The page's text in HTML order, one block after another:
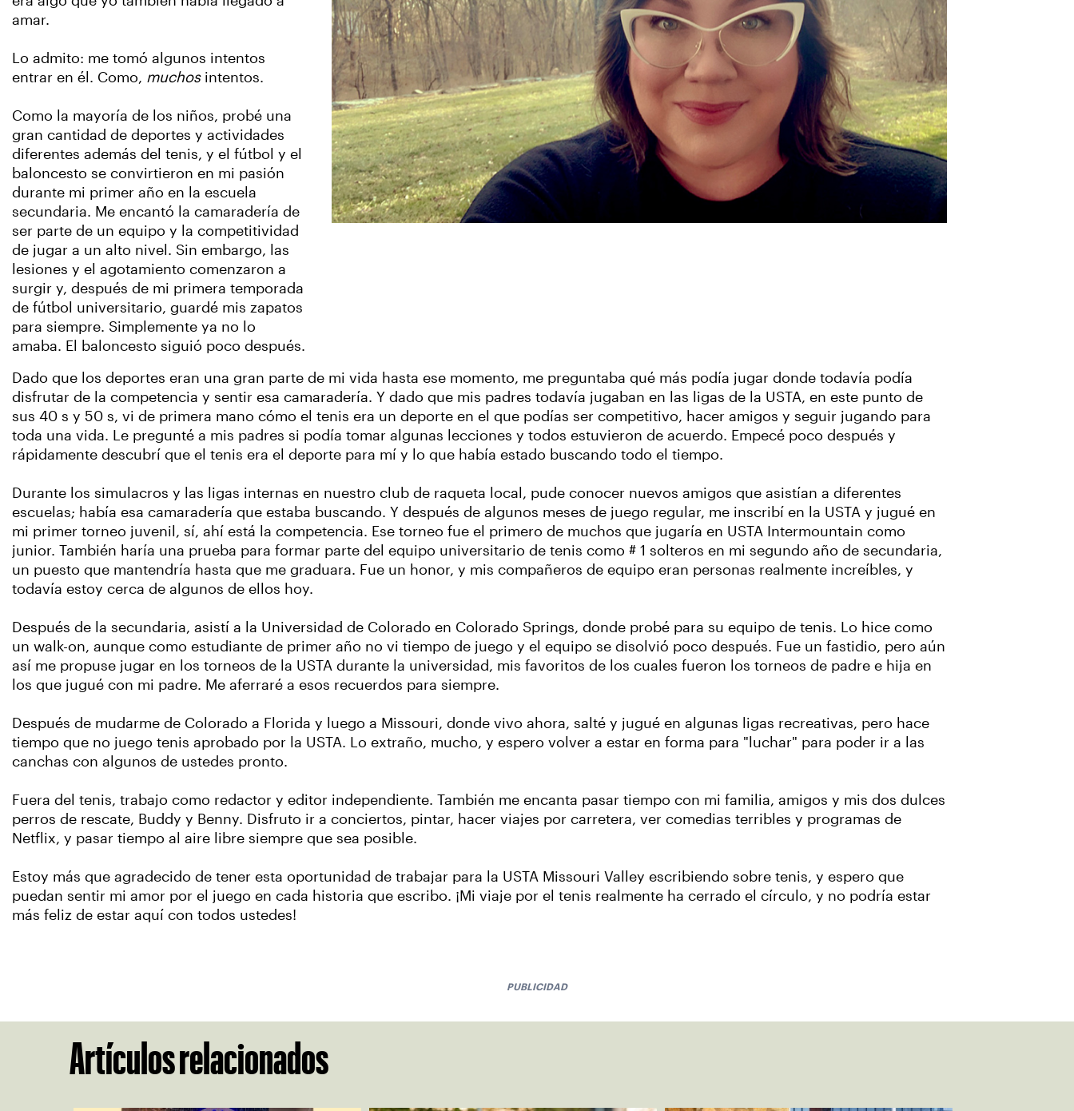
amar.
Lo admito: me tomó algunos intentos
entrar en él. Como, muchosintentos.
Como la mayoría de los niños, probé una
gran cantidad de deportes y actividades
diferentes además del tenis, y el fútbol y el
baloncesto se convirtieron en mi pasión
durante mi primer año en la escuela
secundaria. Me encantó la camaradería de
ser parte de un equipo y la competitividad
de jugar a un alto nivel. Sin embargo, las
lesiones y el agotamiento comenzaron a
surgir y, después de mi primera temporada
de fútbol universitario, guardé mis zapatos
para siempre. Simplemente ya no lo
amaba. El baloncesto siguió poco después.
Dado que los deportes eran una gran parte de mi vida hasta ese momento, me preguntaba qué más podía jugar donde todavía podía
disfrutar de la competencia y sentir esa camaradería. Y dado que mis padres todavía jugaban en las ligas de la USTA, en este punto de
sus 40 s y 50 s, vi de primera mano cómo el tenis era un deporte en el que podías ser competitivo, hacer amigos y seguir jugando para
toda una vida. Le pregunté a mis padres si podía tomar algunas lecciones y todos estuvieron de acuerdo. Empecé poco después y
rápidamente descubrí que el tenis era el deporte para mí y lo que había estado buscando todo el tiempo.
Durante los simulacros y las ligas internas en nuestro club de raqueta local, pude conocer nuevos amigos que asistían a diferentes
escuelas; había esa camaradería que estaba buscando. Y después de algunos meses de juego regular, me inscribí en la USTA y jugué en
mi primer torneo juvenil, sí, ahí está la competencia. Ese torneo fue el primero de muchos que jugaría en USTA Intermountain como
junior. También haría una prueba para formar parte del equipo universitario de tenis como # 1 solteros en mi segundo año de secundaria,
un puesto que mantendría hasta que me graduara. Fue un honor, y mis compañeros de equipo eran personas realmente increíbles, y
todavía estoy cerca de algunos de ellos hoy.
Después de la secundaria, asistí a la Universidad de Colorado en Colorado Springs, donde probé para su equipo de tenis. Lo hice como
un walk-on, aunque como estudiante de primer año no vi tiempo de juego y el equipo se disolvió poco después. Fue un fastidio, pero aún
así me propuse jugar en los torneos de la USTA durante la universidad, mis favoritos de los cuales fueron los torneos de padre e hija en
los que jugué con mi padre. Me aferraré a esos recuerdos para siempre.
Después de mudarme de Colorado a Florida y luego a Missouri, donde vivo ahora, salté y jugué en algunas ligas recreativas, pero hace
tiempo que no juego tenis aprobado por la USTA. Lo extraño, mucho, y espero volver a estar en forma para "luchar" para poder ir a las
canchas con algunos de ustedes pronto.
Fuera del tenis, trabajo como redactor y editor independiente. También me encanta pasar tiempo con mi familia, amigos y mis dos dulces
perros de rescate, Buddy y Benny. Disfruto ir a conciertos, pintar, hacer viajes por carretera, ver comedias terribles y programas de
Netflix, y pasar tiempo al aire libre siempre que sea posible.
Estoy más que agradecido de tener esta oportunidad de trabajar para la USTA Missouri Valley escribiendo sobre tenis, y espero que
puedan sentir mi amor por el juego en cada historia que escribo. ¡Mi viaje por el tenis realmente ha cerrado el círculo, y no podría estar
más feliz de estar aquí con todos ustedes!
PUBLICIDAD
Artículos relacionados